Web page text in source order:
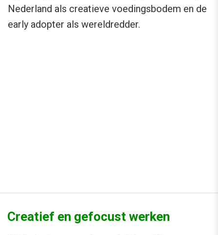
Nederland als creatieve voedingsbodem en de
early adopter als wereldredder.
Creatief en gefocust werken